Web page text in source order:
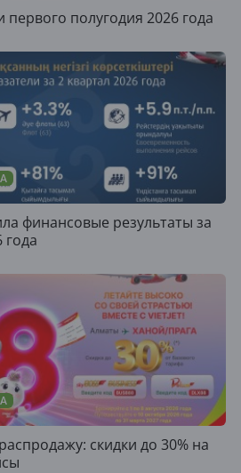
первого полугодия 2026 года
финансовые результаты за
года
скидки до 30% на